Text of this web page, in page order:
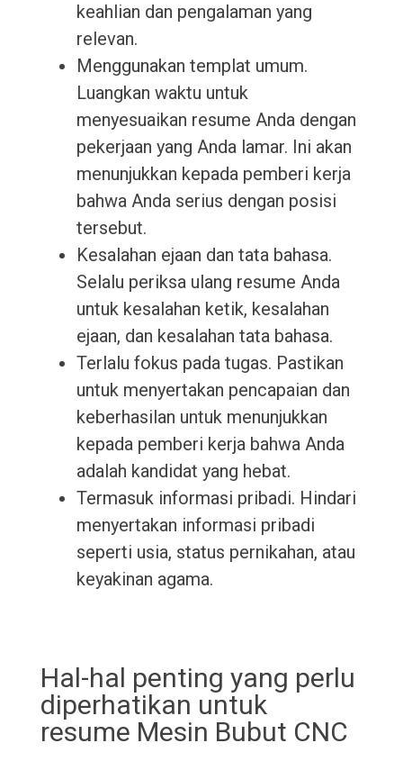
keahlian dan pengalaman yang
relevan.
Menggunakan templat umum.
Luangkan waktu untuk
menyesuaikan resume Anda dengan
pekerjaan yang Anda lamar. Ini akan
menunjukkan kepada pemberi kerja
bahwa Anda serius dengan posisi
tersebut.
Kesalahan ejaan dan tata bahasa.
Selalu periksa ulang resume Anda
untuk kesalahan ketik, kesalahan
ejaan, dan kesalahan tata bahasa.
Terlalu fokus pada tugas. Pastikan
untuk menyertakan pencapaian dan
keberhasilan untuk menunjukkan
kepada pemberi kerja bahwa Anda
adalah kandidat yang hebat.
Termasuk informasi pribadi. Hindari
menyertakan informasi pribadi
seperti usia, status pernikahan, atau
keyakinan agama.
Hal-hal penting yang perlu
diperhatikan untuk
resume Mesin Bubut CNC